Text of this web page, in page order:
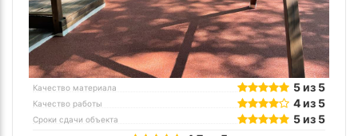
Качество материала 5 из 5
Качество работы 4 из 5
Сроки сдачи объекта
5 из 5